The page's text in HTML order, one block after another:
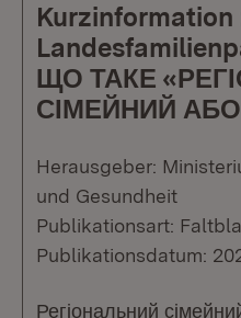
Kurzinformation
ЩО ТАКЕ
СІМЕЙНИЙ
Herausgeber:
und Gesundheit
Publikationsart:
Publikationsdatum:
Регіональний